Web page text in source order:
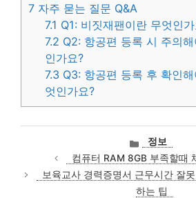
7 자주 묻는 질문 Q&A
7.1 Q1: 비짓재팬이란 무엇인
7.2 Q2: 항공편 등록 시 주의
인가요?
7.3 Q3: 항공편 등록 후 확인
엇인가요?
카
테
고
리
정보
컴퓨터 RAM 8GB 부족할때
보육교사 경력증명서 근무시간 잘
하는 팁